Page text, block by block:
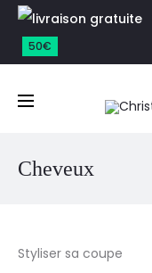
50€
Cheveux
Styliser sa coupe